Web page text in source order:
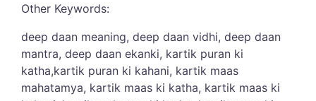
Other Keywords:
deep daan meaning, deep daan vidhi, deep daan
mantra, deep daan ekanki, kartik puran ki
katha,kartik puran ki kahani, kartik maas
mahatamya, kartik maas ki katha, kartik maas ki